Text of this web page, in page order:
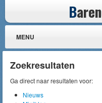
B
MENU
Zoekresultaten
Ga direct naar resultaten voor:
Nieuws